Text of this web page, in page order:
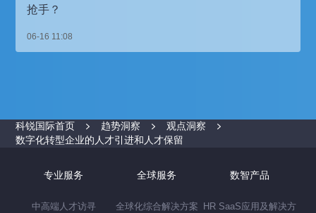
抢手？
06-16 11:08
科锐国际首页 趋势洞察
观点洞察
数字化转型企业的人才引进和人才保留
专业服务
中高端人才访寻
全球服务
全球化综合解决方案
数智产品
HR SaaS应用及解决方